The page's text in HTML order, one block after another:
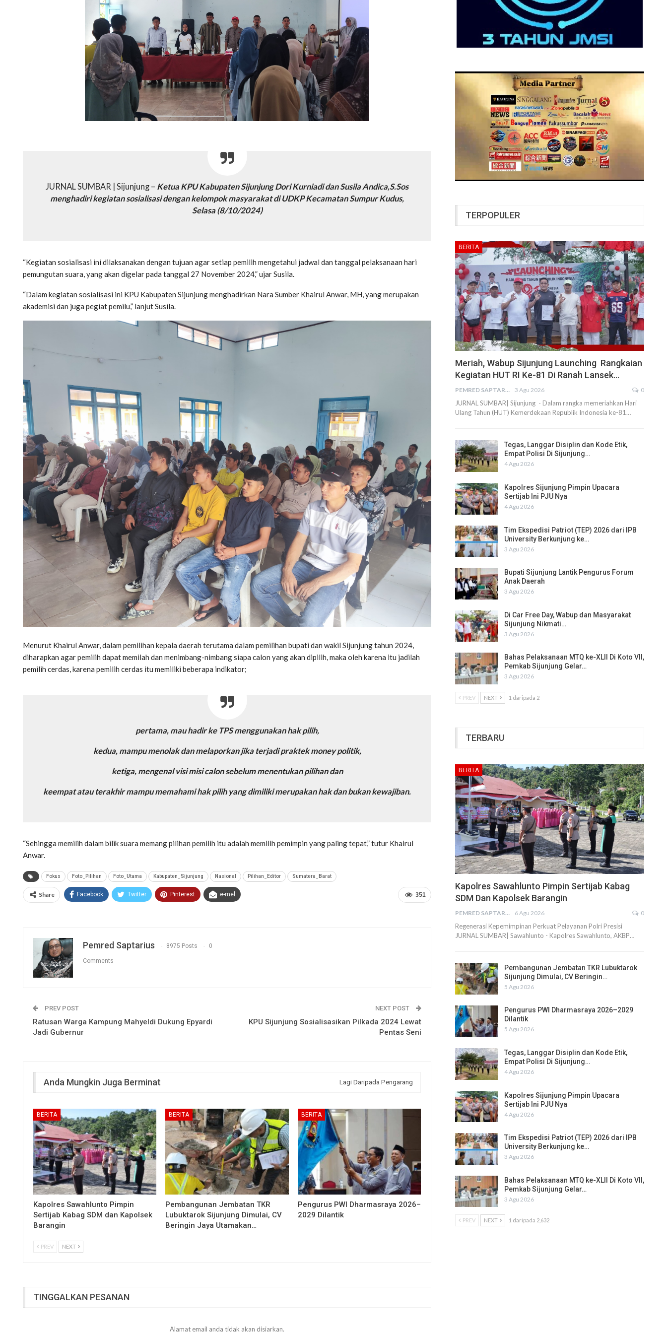
JURNAL SUMBAR | Sijunjung – Ketua KPU Kabupaten Sijunjung Dori Kurniadi dan Susila Andica,S.Sos
menghadiri kegiatan sosialisasi dengan kelompok masyarakat di UDKP Kecamatan Sumpur Kudus,
Selasa (8/10/2024)
“Kegiatan sosialisasi ini dilaksanakan dengan tujuan agar setiap pemilih mengetahui jadwal dan tanggal pelaksanaan hari
pemungutan suara, yang akan digelar pada tanggal 27 November 2024,” ujar Susila.
“Dalam kegiatan sosialisasi ini KPU Kabupaten Sijunjung menghadirkan Nara Sumber Khairul Anwar, MH, yang merupakan
akademisi dan juga pegiat pemilu,” lanjut Susila.
Menurut Khairul Anwar, dalam pemilihan kepala daerah terutama dalam pemilihan bupati dan wakil Sijunjung tahun 2024,
diharapkan agar pemilih dapat memilah dan menimbang-nimbang siapa calon yang akan dipilih, maka oleh karena itu jadilah
pemilih cerdas, karena pemilih cerdas itu memiliki beberapa indikator;
pertama, mau hadir ke TPS menggunakan hak pilih,
kedua, mampu menolak dan melaporkan jika terjadi praktek money politik,
ketiga, mengenal visi misi calon sebelum menentukan pilihan dan
keempat atau terakhir mampu memahami hak pilih yang dimiliki merupakan hak dan bukan kewajiban.
“Sehingga memilih dalam bilik suara memang pilihan pemilih itu adalah memilih pemimpin yang paling tepat,” tutur Khairul
Anwar.
Fokus Foto_Pilihan Foto_Utama Kabupaten_Sijunjung Nasional Pilihan_Editor Sumatera_Barat
351
Share Facebook Twitter Pinterest e-mel
Pemred Saptarius 8975 Posts 0
Comments
PREV POST
Ratusan Warga Kampung Mahyeldi Dukung Epyardi
Jadi Gubernur
NEXT POST
KPU Sijunjung Sosialisasikan Pilkada 2024 Lewat
Pentas Seni
Anda Mungkin Juga Berminat Lagi Daripada Pengarang
BERITA
Kapolres Sawahlunto Pimpin
Sertijab Kabag SDM dan Kapolsek
Barangin
BERITA
Pembangunan Jembatan TKR
Lubuktarok Sijunjung Dimulai, CV
Beringin Jaya Utamakan…
BERITA
Pengurus PWI Dharmasraya 2026–
2029 Dilantik
PREV NEXT
TINGGALKAN PESANAN
Alamat email anda tidak akan disiarkan.
TERPOPULER
BERITA
Meriah, Wabup Sijunjung Launching Rangkaian
Kegiatan HUT RI Ke-81 Di Ranah Lansek…
PEMRED SAPTARIUS 3 Agu 2026 0
JURNAL SUMBAR| Sijunjung - Dalam rangka memeriahkan Hari
Ulang Tahun (HUT) Kemerdekaan Republik Indonesia ke-81…
Tegas, Langgar Disiplin dan Kode Etik,
Empat Polisi Di Sijunjung…
4 Agu 2026
Kapolres Sijunjung Pimpin Upacara
Sertijab Ini PJU Nya
4 Agu 2026
Tim Ekspedisi Patriot (TEP) 2026 dari IPB
University Berkunjung ke…
3 Agu 2026
Bupati Sijunjung Lantik Pengurus Forum
Anak Daerah
3 Agu 2026
Di Car Free Day, Wabup dan Masyarakat
Sijunjung Nikmati…
3 Agu 2026
Bahas Pelaksanaan MTQ ke-XLII Di Koto VII,
Pemkab Sijunjung Gelar…
3 Agu 2026
PREV NEXT 1 daripada 2
TERBARU
BERITA
Kapolres Sawahlunto Pimpin Sertijab Kabag
SDM Dan Kapolsek Barangin
PEMRED SAPTARIUS 6 Agu 2026 0
Regenerasi Kepemimpinan Perkuat Pelayanan Polri Presisi
JURNAL SUMBAR| Sawahlunto - Kapolres Sawahlunto, AKBP…
Pembangunan Jembatan TKR Lubuktarok
Sijunjung Dimulai, CV Beringin…
5 Agu 2026
Pengurus PWI Dharmasraya 2026–2029
Dilantik
5 Agu 2026
Tegas, Langgar Disiplin dan Kode Etik,
Empat Polisi Di Sijunjung…
4 Agu 2026
Kapolres Sijunjung Pimpin Upacara
Sertijab Ini PJU Nya
4 Agu 2026
Tim Ekspedisi Patriot (TEP) 2026 dari IPB
University Berkunjung ke…
3 Agu 2026
Bahas Pelaksanaan MTQ ke-XLII Di Koto VII,
Pemkab Sijunjung Gelar…
3 Agu 2026
PREV NEXT 1 daripada 2,632